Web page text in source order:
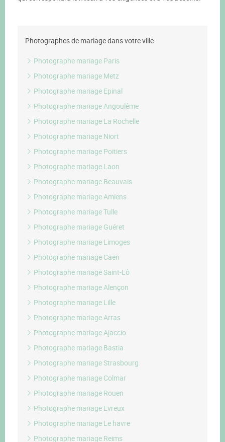
Photographes de mariage dans votre ville
Photographe mariage Paris
Photographe mariage Metz
Photographe mariage Epinal
Photographe mariage Angoulême
Photographe mariage La Rochelle
Photographe mariage Niort
Photographe mariage Poitiers
Photographe mariage Laon
Photographe mariage Beauvais
Photographe mariage Amiens
Photographe mariage Tulle
Photographe mariage Guéret
Photographe mariage Limoges
Photographe mariage Caen
Photographe mariage Saint-Lô
Photographe mariage Alençon
Photographe mariage Lille
Photographe mariage Arras
Photographe mariage Ajaccio
Photographe mariage Bastia
Photographe mariage Strasbourg
Photographe mariage Colmar
Photographe mariage Rouen
Photographe mariage Evreux
Photographe mariage Le havre
Photographe mariage Reims